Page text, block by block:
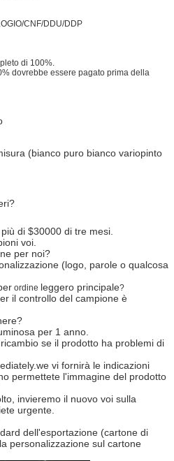
CNF/DDU/DDP
di 100%.
dovrebbe essere pagato prima della
(bianco puro bianco variopinto
di $30000 di tre mesi.
voi.
per noi?
(logo, parole o qualcosa
ordine leggero principale?
il controllo del campione è
per 1 anno.
se il prodotto ha problemi di
vi fornirà le indicazioni
permettete l'immagine del prodotto
invieremo il nuovo voi sulla
urgente.
dell'esportazione (cartone di
personalizzazione sul cartone